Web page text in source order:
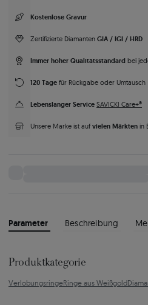
Kostenlose Gravur
Zertifizierte Diamanten GIA / IGI / HRD
Immer hoher Qualitätsstandard bei
120 Tage für Rückgabe oder Umtausch
Lebenslanger Service SAVICKI Care+®
Unsere Marke ist auf vielen Märkten in
Parameter Beschreibung
Produktkategorie
VerlobungsringeRinge aus Weißgold